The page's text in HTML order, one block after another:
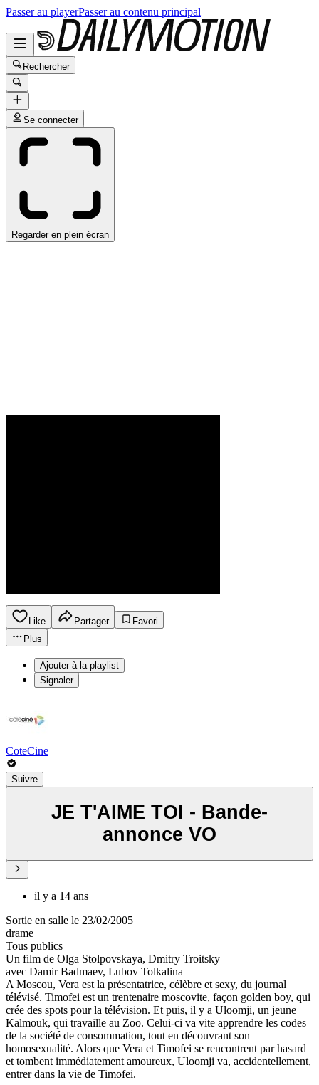
Passer au playerPasser au contenu principal
Rechercher
Se connecter
Regarder en plein écran
Like Partager
Favori
Plus
Ajouter à la playlist
Signaler
CoteCine
Suivre
JE T'AIME TOI - Bande-
annonce VO
il y a 14 ans
Sortie en salle le 23/02/2005
drame
Tous publics
Un film de Olga Stolpovskaya, Dmitry Troitsky
avec Damir Badmaev, Lubov Tolkalina
A Moscou, Vera est la présentatrice, célèbre et sexy, du journal
télévisé. Timofei est un trentenaire moscovite, façon golden boy, qui
crée des spots pour la télévision. Et puis, il y a Uloomji, un jeune
Kalmouk, qui travaille au Zoo. Celui-ci va vite apprendre les codes
de la société de consommation, tout en découvrant son
homosexualité. Alors que Vera et Timofei se rencontrent par hasard
et tombent immédiatement amoureux, Uloomji va, accidentellement,
entrer dans la vie de Timofei.